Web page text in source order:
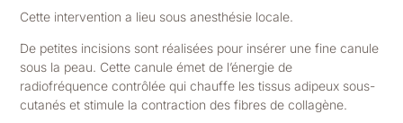
Cette intervention a lieu sous anesthésie locale.
De petites incisions sont réalisées pour insérer une fine canule
sous la peau. Cette canule émet de l’énergie de
radiofréquence contrôlée qui chauffe les tissus adipeux sous-
cutanés et stimule la contraction des fibres de collagène.